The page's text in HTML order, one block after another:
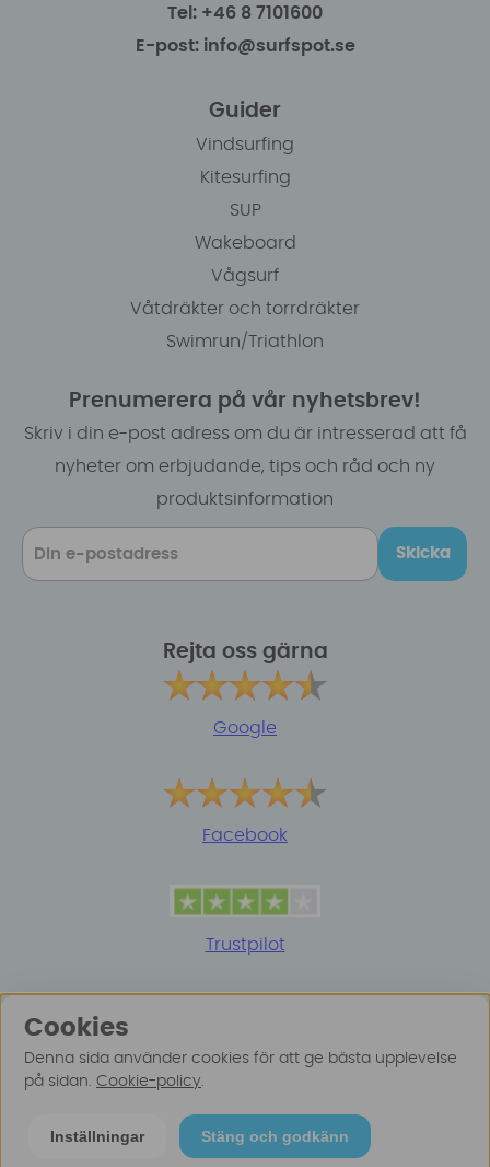
Tel: +46 8 7101600
E-post: info@surfspot.se
Guider
Vindsurfing
Kitesurfing
SUP
Wakeboard
Vågsurf
Våtdräkter och torrdräkter
Swimrun/Triathlon
Prenumerera på vår nyhetsbrev!
Skriv i din e-post adress om du är intresserad att få
nyheter om erbjudande, tips och råd och ny
produktsinformation
Skicka
Rejta oss gärna
Google
Facebook
Trustpilot
mer här
Cookies
Denna sida använder cookies för att ge bästa upplevelse
på sidan. Cookie-policy.
Inställningar Stäng och godkänn